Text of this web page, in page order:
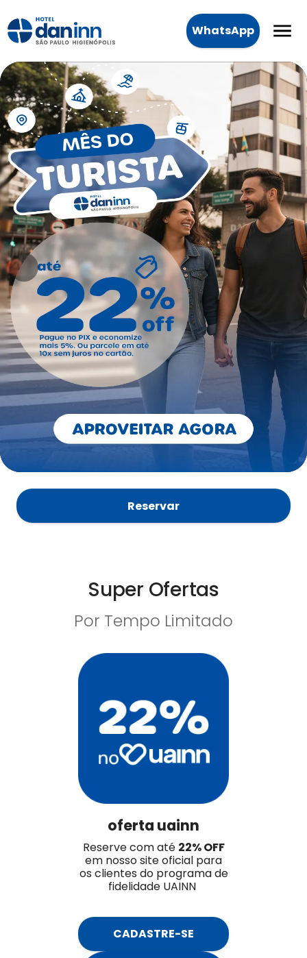
WhatsApp
Reservar
Super Ofertas
Por Tempo Limitado
oferta uainn
Reserve com até 22% OFF
em nosso site oficial para
os clientes do programa de
fidelidade UAINN
CADASTRE-SE